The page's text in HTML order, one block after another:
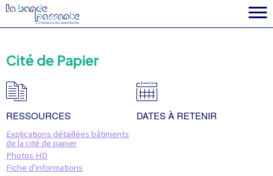
la fabrique
Cité de Papier
RESSOURCES
Explications détaillées bâtiments
de la cité de papier
Photos HD
Fiche d'informations
DATES À RETENIR